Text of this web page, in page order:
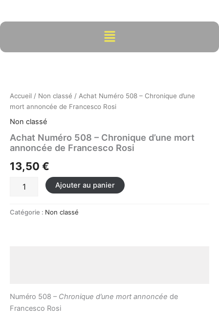
contenu
Menu
Accueil / Non classé / Achat Numéro 508 – Chronique d’une
mort annoncée de Francesco Rosi
Non classé
Achat Numéro 508 – Chronique d’une mort
annoncée de Francesco Rosi
13,50 €
508
-
d'une
mort
annoncée
Francesco
Rosi
Ajouter au panier
Catégorie : Non classé
Numéro 508 – Chronique d’une mort annoncée de
Francesco Rosi